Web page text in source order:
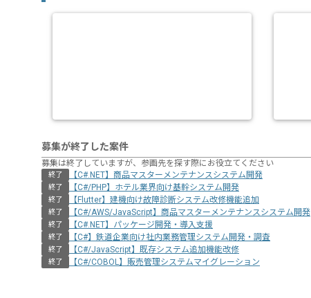
募集が終了した案件
募集は終了していますが、参画先を探す際にお役立てください
終了 【C#.NET】商品マスターメンテナンスシステム開発
終了 【C#/PHP】ホテル業界向け基幹システム開発
終了 【Flutter】建機向け故障診断システム改修機能追加
終了 【C#/AWS/JavaScript】商品マスターメンテナンスシステム開発
終了 【C#.NET】パッケージ開発・導入支援
終了 【C#】鉄道企業向け社内業務管理システム開発・調査
終了 【C#/JavaScript】既存システム追加機能改修
終了 【C#/COBOL】販売管理システムマイグレーション